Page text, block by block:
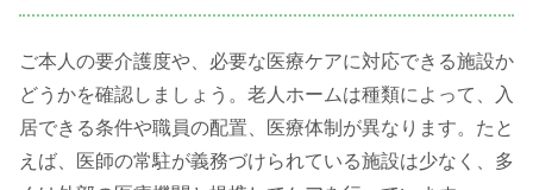
ご本人の要介護度や、必要な医療ケアに対応できる施設か
どうかを確認しましょう。老人ホームは種類によって、入
居できる条件や職員の配置、医療体制が異なります。たと
えば、医師の常駐が義務づけられている施設は少なく、多